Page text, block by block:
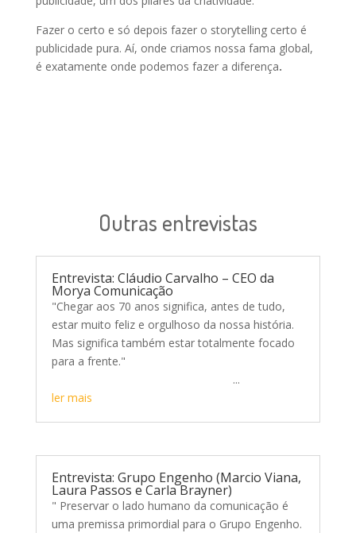
Fazer o certo e só depois fazer o storytelling certo é
publicidade pura. Aí, onde criamos nossa fama global,
é exatamente onde podemos fazer a diferença.
Outras entrevistas
Entrevista: Cláudio Carvalho – CEO da
Morya Comunicação
"Chegar aos 70 anos significa, antes de tudo,
estar muito feliz e orgulhoso da nossa história.
Mas significa também estar totalmente focado
para a frente."
...
ler mais
Entrevista: Grupo Engenho (Marcio Viana,
Laura Passos e Carla Brayner)
" Preservar o lado humano da comunicação é
uma premissa primordial para o Grupo Engenho.